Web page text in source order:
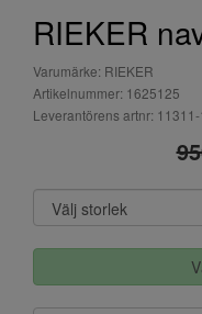
RIEKER
Varumärke: RIEKER
Artikelnummer: 1625125
Leverantörens artnr: